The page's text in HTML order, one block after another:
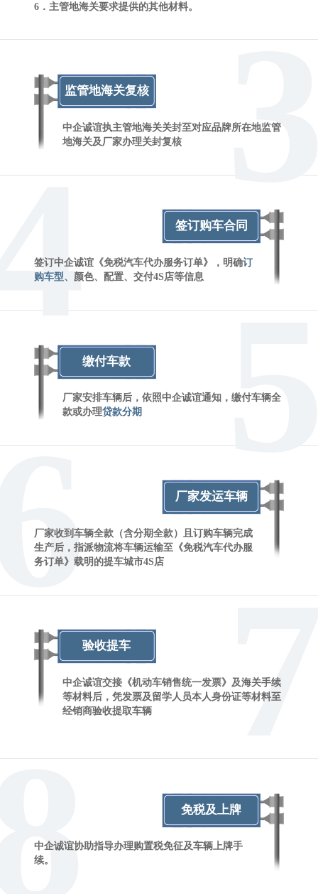
6．主管地海关要求提供的其他材料。
监管地海关复核
中企诚谊执主管地海关关封至对应品牌所在地监管
地海关及厂家办理关封复核
签订购车合同
签订中企诚谊《免税汽车代办服务订单》，明确订
购车型、颜色、配置、交付4S店等信息
缴付车款
厂家安排车辆后，依照中企诚谊通知，缴付车辆全
款或办理贷款分期
厂家发运车辆
厂家收到车辆全款（含分期全款）且订购车辆完成
生产后，指派物流将车辆运输至《免税汽车代办服
务订单》载明的提车城市4S店
验收提车
中企诚谊交接《机动车销售统一发票》及海关手续
等材料后，凭发票及留学人员本人身份证等材料至
经销商验收提取车辆
免税及上牌
中企诚谊协助指导办理购置税免征及车辆上牌手
续。